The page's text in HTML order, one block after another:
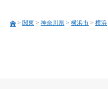
> 関東 > 神奈川県 > 横浜市 > 横浜